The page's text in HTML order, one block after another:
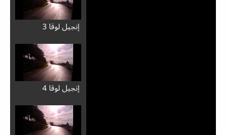
إِنجيل لوقا 3
إِنجيل لوقا 4